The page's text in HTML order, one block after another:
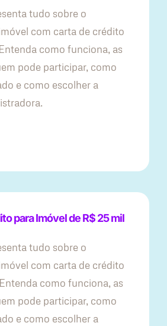
tudo sobre o
com carta de crédito
como funciona, as
pode participar, como
e como escolher a
para Imóvel de R$ 25 mil
tudo sobre o
com carta de crédito
como funciona, as
pode participar, como
e como escolher a